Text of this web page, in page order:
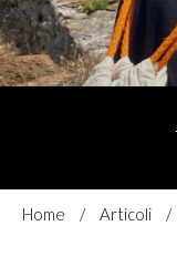
Home Articoli